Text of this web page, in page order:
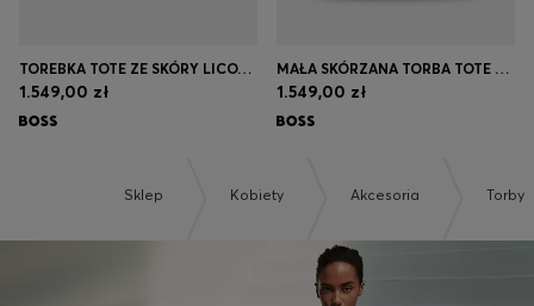
TOREBKA TOTE ZE SKÓRY LICOWEJ Z LITEROWYM LOGO
1.549,00 zł
MAŁA SKÓRZANA TORBA TOTE BOSS REVERS Z PASKIEM
1.549,00 zł
Sklep Kobiety Akcesoria Torby